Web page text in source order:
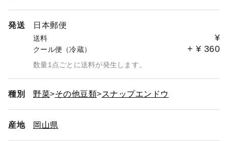
発送 日本郵便
送料 ¥
クール便（冷蔵） + ¥ 360
数量1点ごとに送料が発生します。
種別 野菜 その他豆類 スナップエンドウ
産地 岡山県